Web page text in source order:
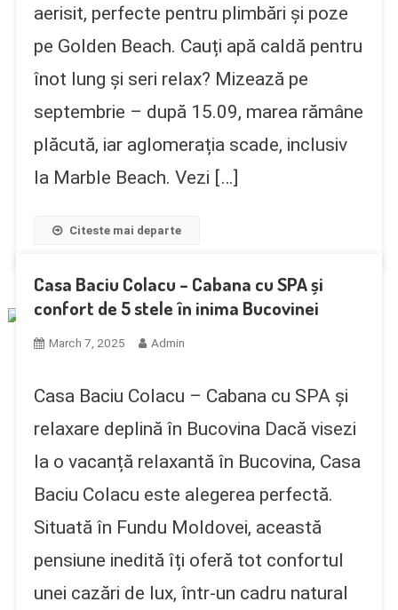
aerisit, perfecte pentru plimbări și poze
pe Golden Beach. Cauți apă caldă pentru
înot lung și seri relax? Mizează pe
septembrie – după 15.09, marea rămâne
plăcută, iar aglomerația scade, inclusiv
la Marble Beach. Vezi […]
Citeste mai departe
Casa Baciu Colacu – Cabana cu SPA și
confort de 5 stele în inima Bucovinei
March 7, 2025 Admin
Casa Baciu Colacu – Cabana cu SPA și
relaxare deplină în Bucovina Dacă visezi
la o vacanță relaxantă în Bucovina, Casa
Baciu Colacu este alegerea perfectă.
Situată în Fundu Moldovei, această
pensiune inedită îți oferă tot confortul
unei cazări de lux, într-un cadru natural